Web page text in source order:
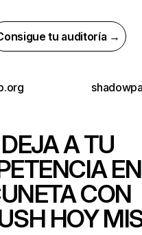
tu auditoría →
DEJA A TU
CON
HOY